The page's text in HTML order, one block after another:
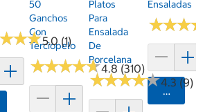
★★
★★5.0 (1)
50
Ganchos
Con
Terciopelo
★★★★★
★★★★★4.8 (310)
Platos
Para
Ensalada
De
Porcelana
★★★★★
★★★★★4.3 (9)
Ensaladas
★★★
★★★